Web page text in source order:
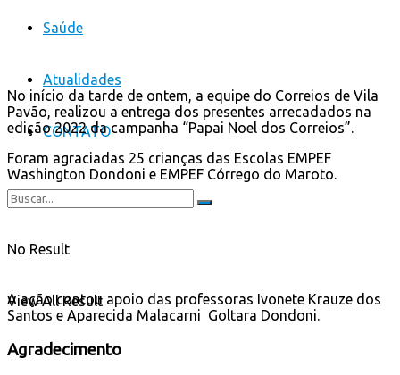
Saúde
Atualidades
CONTATO
No Result
View All Result
No início da tarde de ontem, a equipe do Correios de Vila
Pavão, realizou a entrega dos presentes arrecadados na
edição 2022 da campanha “Papai Noel dos Correios”.
Foram agraciadas 25 crianças das Escolas EMPEF
Washington Dondoni e EMPEF Córrego do Maroto.
A ação contou apoio das professoras Ivonete Krauze dos
Santos e Aparecida Malacarni Goltara Dondoni.
Agradecimento